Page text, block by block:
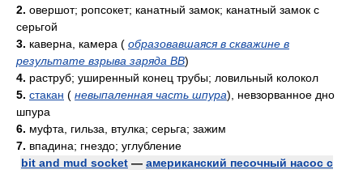
2. овершот; ропсокет; канатный замок; канатный замок с
серьгой
3. каверна, камера ( образовавшаяся в скважине в
результате взрыва заряда ВВ)
4. раструб; уширенный конец трубы; ловильный колокол
5. стакан ( невыпаленная часть шпура) , невзорванное дно
шпура
6. муфта, гильза, втулка; серьга; зажим
7. впадина; гнездо; углубление
bit and mud socket — американский песочный насос с